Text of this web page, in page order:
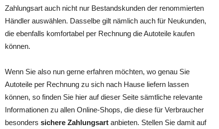
Zahlungsart auch nicht nur Bestandskunden der renommierten
Händler auswählen. Dasselbe gilt nämlich auch für Neukunden,
die ebenfalls komfortabel per Rechnung die Autoteile kaufen
können.
Wenn Sie also nun gerne erfahren möchten, wo genau Sie
Autoteile per Rechnung zu sich nach Hause liefern lassen
können, so finden Sie hier auf dieser Seite sämtliche relevante
Informationen zu allen Online-Shops, die diese für Verbraucher
besonders sichere Zahlungsart anbieten. Stellen Sie damit auf